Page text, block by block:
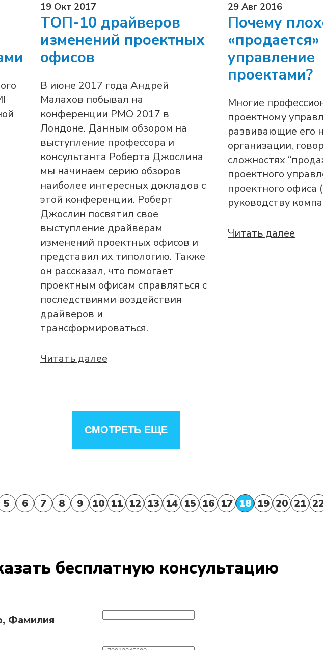
19 Окт 2017
ТОП-10 драйверов
изменений проектных
офисов
В июне 2017 года Андрей
Малахов побывал на
конференции PMO 2017 в
Лондоне. Данным обзором на
выступление профессора и
консультанта Роберта Джослина
мы начинаем серию обзоров
наиболее интересных докладов с
этой конференции. Роберт
Джослин посвятил свое
выступление драйверам
изменений проектных офисов и
представил их типологию. Также
он рассказал, что помогает
проектным офисам справляться с
последствиями воздействия
драйверов и
трансформироваться.
Читать далее
29 Авг 2016
Почему
управление
проектами?
Многие
проектному
развивающие его
организации,
сложностях
проектного
проектного
руководству
Читать далее
СМОТРЕТЬ ЕЩЕ
5 6 7 8 9 10 11 12 13 14 15 16 17 18 19 20 21
бесплатную консультацию
Фамилия